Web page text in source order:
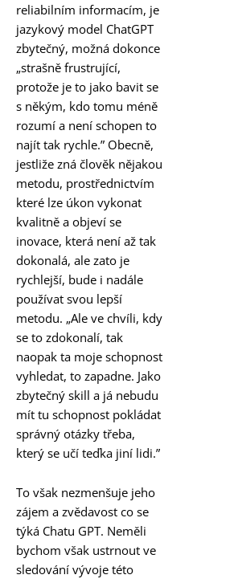
reliabilním informacím, je
jazykový model ChatGPT
zbytečný, možná dokonce
„strašně frustrující,
protože je to jako bavit se
s někým, kdo tomu méně
rozumí a není schopen to
najít tak rychle.” Obecně,
jestliže zná člověk nějakou
metodu, prostřednictvím
které lze úkon vykonat
kvalitně a objeví se
inovace, která není až tak
dokonalá, ale zato je
rychlejší, bude i nadále
používat svou lepší
metodu. „Ale ve chvíli, kdy
se to zdokonalí, tak
naopak ta moje schopnost
vyhledat, to zapadne. Jako
zbytečný skill a já nebudu
mít tu schopnost pokládat
správný otázky třeba,
který se učí teďka jiní lidi.”
To však nezmenšuje jeho
zájem a zvědavost co se
týká Chatu GPT. Neměli
bychom však ustrnout ve
sledování vývoje této